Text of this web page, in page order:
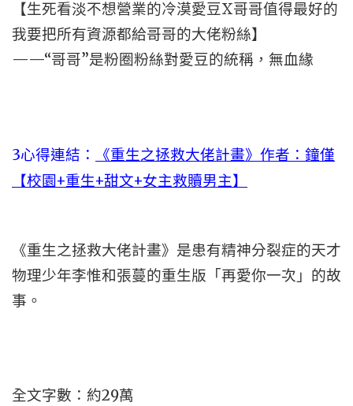
【生死看淡不想營業的冷漠愛豆X哥哥值得最好的
我要把所有資源都給哥哥的大佬粉絲】
——“哥哥”是粉圈粉絲對愛豆的統稱，無血緣
3心得連結：
《重生之拯救大佬計畫》作者：鐘僅
【校園+重生+甜文+女主救贖男主】
《重生之拯救大佬計畫》是患有精神分裂症的天才
物理少年李惟和張蔓的重生版「再愛你一次」的故
事。
全文字數：約29萬